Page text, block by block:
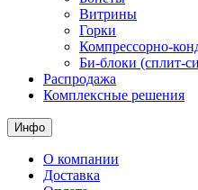
Витрины
Горки
Компрессорно-
Би-блоки (сплит-
Распродажа
Комплексные решения
Инфо
О компании
Доставка